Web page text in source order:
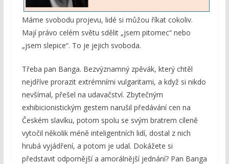
Máme svobodu projevu, lidé si můžou říkat cokoliv.
Mají právo celém světu sdělit „jsem pitomec“ nebo
„jsem slepice“. To je jejich svoboda.
Třeba pan Banga. Bezvýznamný zpěvák, který chtěl
nejdříve prorazit extrémními vulgaritami, a když si nikdo
nevšímal, přešel na udavačství. Zbytečným
exhibicionistickým gestem narušil předávání cen na
Českém slavíku, potom spolu se svým bratrem cíleně
vytočil několik méně inteligentních lidí, dostal z nich
hrubá vyjádření, a potom je udal. Dokážete si
představit odpornější a amorálnější jednání? Pan Banga